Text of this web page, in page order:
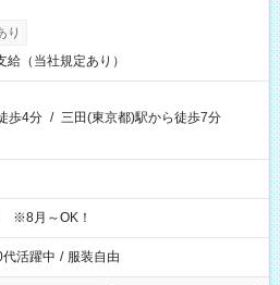
り
給（当社規定あり）
歩4分 / 三田(東京都)駅から徒歩7分
※8月～OK！
活躍中 / 服装自由